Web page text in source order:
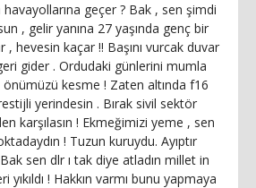
geçer ? Bak , sen şimdi
, gelir yanına 27 yaşında genç bir
, hevesin kaçar !! Başını vurcak duvar
gider . Ordudaki günlerini mumla
önümüzü kesme ! Zaten altında f16
yerindesin . Bırak sivil sektör
karşılasın ! Ekmeğimizi yeme , sen
! Tuzun kuruydu. Ayıptır
sen dlr ı tak diye atladın millet in
yıkıldı ! Hakkın varmı bunu yapmaya